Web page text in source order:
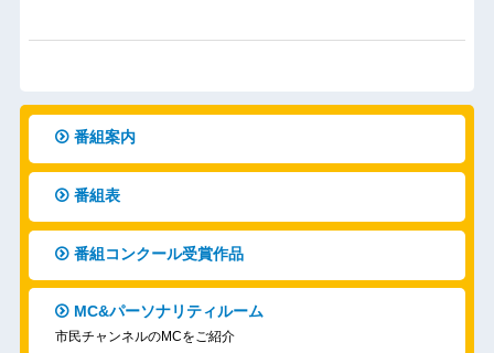
番組案内
番組表
番組コンクール受賞作品
MC&パーソナリティルーム
市民チャンネルのMCをご紹介